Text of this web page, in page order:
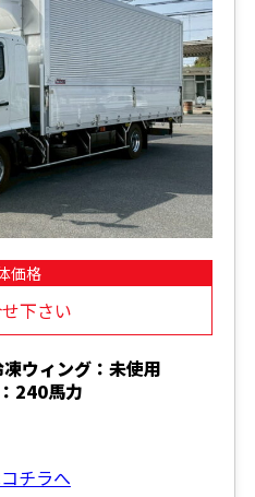
価格
下さい
ウィング：未使用
240馬力
チラへ